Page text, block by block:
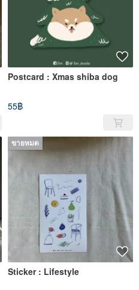
Postcard : Xmas shiba dog
55฿
ขายหมด
Sticker : Lifestyle